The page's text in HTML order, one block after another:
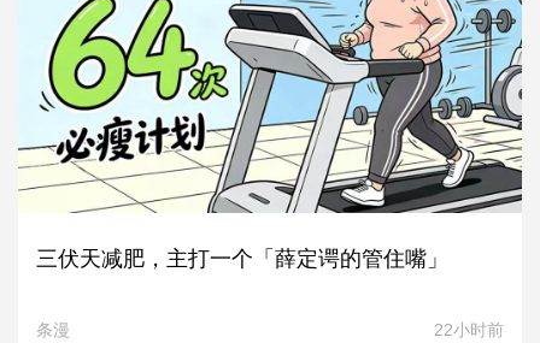
三伏天减肥，主打一个「薛定谔的管住嘴」
条漫 22小时前